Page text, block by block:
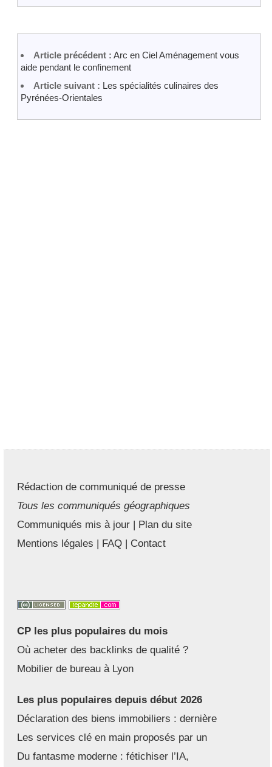
Article précédent : Arc en Ciel Aménagement vous
aide pendant le confinement
Article suivant : Les spécialités culinaires des
Pyrénées-Orientales
Rédaction de communiqué de presse
Tous les communiqués géographiques
Communiqués mis à jour | Plan du site
Mentions légales | FAQ | Contact
CP les plus populaires du mois
Où acheter des backlinks de qualité ?
Mobilier de bureau à Lyon
Les plus populaires depuis début 2026
Déclaration des biens immobiliers : dernière
Les services clé en main proposés par un
Du fantasme moderne : fétichiser l’IA,